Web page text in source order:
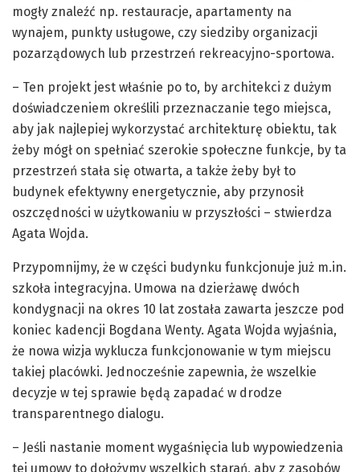
mogły znaleźć np. restauracje, apartamenty na
wynajem, punkty usługowe, czy siedziby organizacji
pozarządowych lub przestrzeń rekreacyjno-sportowa.
– Ten projekt jest właśnie po to, by architekci z dużym
doświadczeniem określili przeznaczanie tego miejsca,
aby jak najlepiej wykorzystać architekturę obiektu, tak
żeby mógł on spełniać szerokie społeczne funkcje, by ta
przestrzeń stała się otwarta, a także żeby był to
budynek efektywny energetycznie, aby przynosił
oszczędności w użytkowaniu w przyszłości – stwierdza
Agata Wojda.
Przypomnijmy, że w części budynku funkcjonuje już m.in.
szkoła integracyjna. Umowa na dzierżawę dwóch
kondygnacji na okres 10 lat została zawarta jeszcze pod
koniec kadencji Bogdana Wenty. Agata Wojda wyjaśnia,
że nowa wizja wyklucza funkcjonowanie w tym miejscu
takiej placówki. Jednocześnie zapewnia, że wszelkie
decyzje w tej sprawie będą zapadać w drodze
transparentnego dialogu.
– Jeśli nastanie moment wygaśnięcia lub wypowiedzenia
tej umowy to dołożymy wszelkich starań, aby z zasobów